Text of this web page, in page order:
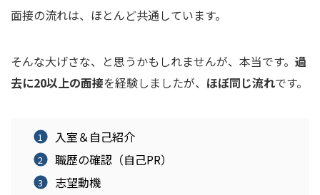
面接の流れは、ほとんど共通しています。
そんな大げさな、と思うかもしれませんが、本当です。 過
去に20以上の面接を経験しましたが、 ほぼ同じ流れです。
入室＆自己紹介
職歴の確認（自己PR）
志望動機